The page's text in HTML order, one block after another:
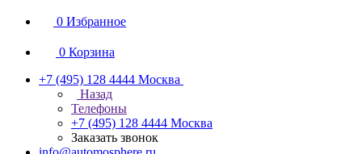
0 Избранное
0 Корзина
+7 (495) 128 4444 Москва
Назад
Телефоны
+7 (495) 128 4444 Москва
Заказать звонок